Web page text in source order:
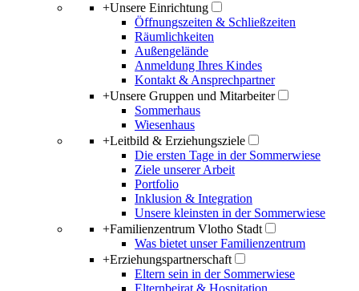
+Unsere Einrichtung
Öffnungszeiten & Schließzeiten
Räumlichkeiten
Außengelände
Anmeldung Ihres Kindes
Kontakt & Ansprechpartner
+Unsere Gruppen und Mitarbeiter
Sommerhaus
Wiesenhaus
+Leitbild & Erziehungsziele
Die ersten Tage in der Sommerwiese
Ziele unserer Arbeit
Portfolio
Inklusion & Integration
Unsere kleinsten in der Sommerwiese
+Familienzentrum Vlotho Stadt
Was bietet unser Familienzentrum
+Erziehungspartnerschaft
Eltern sein in der Sommerwiese
Elternbeirat & Hospitation